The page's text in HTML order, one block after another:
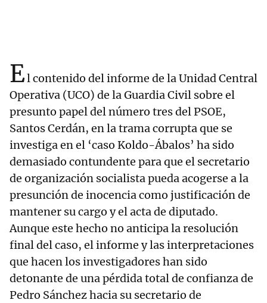
El contenido del informe de la Unidad Central
Operativa (UCO) de la Guardia Civil sobre el
presunto papel del número tres del PSOE,
Santos Cerdán, en la trama corrupta que se
investiga en el ‘caso Koldo-Ábalos’ ha sido
demasiado contundente para que el secretario
de organización socialista pueda acogerse a la
presunción de inocencia como justificación de
mantener su cargo y el acta de diputado.
Aunque este hecho no anticipa la resolución
final del caso, el informe y las interpretaciones
que hacen los investigadores han sido
detonante de una pérdida total de confianza de
Pedro Sánchez hacia su secretario de